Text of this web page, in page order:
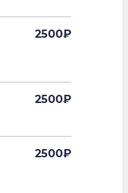
2500₽
2500₽
2500₽